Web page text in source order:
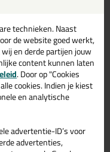
Vandaag besteld =
kenmerken van dit
technieken. Naast
de website goed werkt,
en derde partijen jouw
content kunnen laten
. Door op "Cookies
cookies. Indien je kiest
en analytische
advertentie-ID’s voor
advertenties,